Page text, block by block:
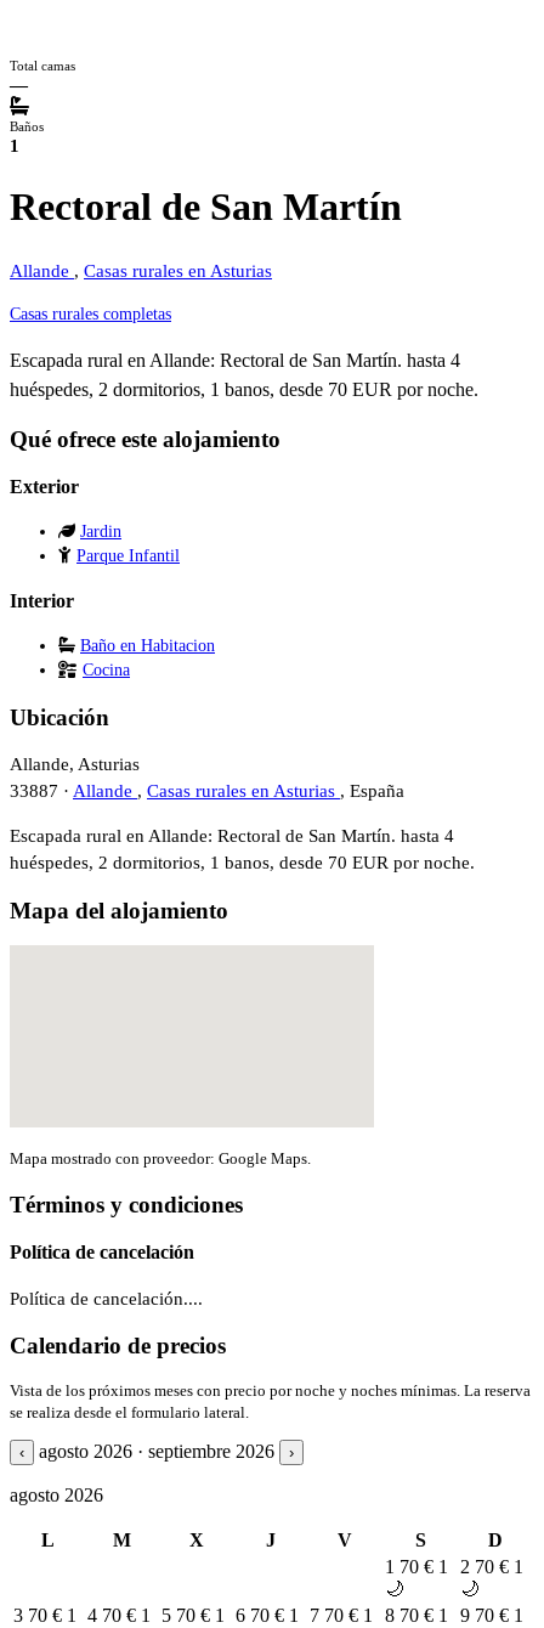
Total camas
—
Baños
1
Rectoral de San Martín
Allande , Casas rurales en Asturias
Casas rurales completas
Escapada rural en Allande: Rectoral de San Martín. hasta 4
huéspedes, 2 dormitorios, 1 banos, desde 70 EUR por noche.
Qué ofrece este alojamiento
Exterior
Jardin
Parque Infantil
Interior
Baño en Habitacion
Cocina
Ubicación
Allande, Asturias
33887 · Allande , Casas rurales en Asturias , España
Escapada rural en Allande: Rectoral de San Martín. hasta 4
huéspedes, 2 dormitorios, 1 banos, desde 70 EUR por noche.
Mapa del alojamiento
Mapa mostrado con proveedor: Google Maps.
Términos y condiciones
Política de cancelación
Política de cancelación....
Calendario de precios
Vista de los próximos meses con precio por noche y noches mínimas. La reserva
se realiza desde el formulario lateral.
‹ agosto 2026 · septiembre 2026 ›
agosto 2026
L M X J V S
D
1 70 € 1
🌙
2 70 € 1
🌙
3 70 € 1
4 70 € 1
5 70 € 1
6 70 € 1
7 70 € 1
8 70 € 1
9 70 € 1